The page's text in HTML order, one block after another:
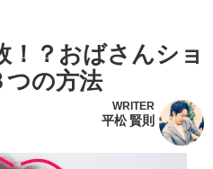
！？おばさんショ
つの方法
WRITER
平松 賢則